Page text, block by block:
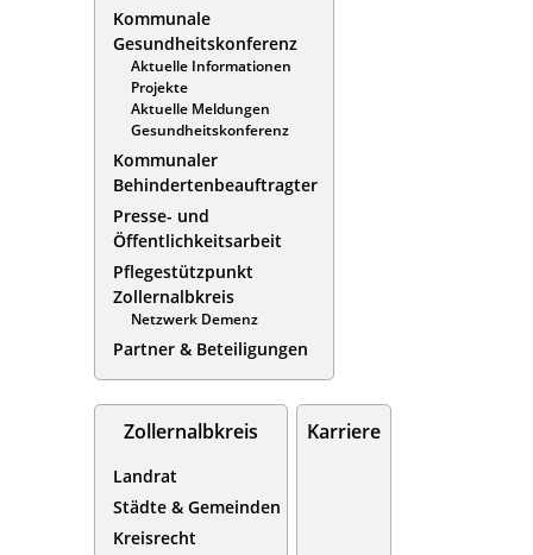
Kommunale
Gesundheitskonferenz
Aktuelle Informationen
Projekte
Aktuelle Meldungen
Gesundheitskonferenz
Kommunaler
Behindertenbeauftragter
Presse- und
Öffentlichkeitsarbeit
Pflegestützpunkt
Zollernalbkreis
Netzwerk Demenz
Partner & Beteiligungen
Zollernalbkreis
Landrat
Städte & Gemeinden
Kreisrecht
Karriere